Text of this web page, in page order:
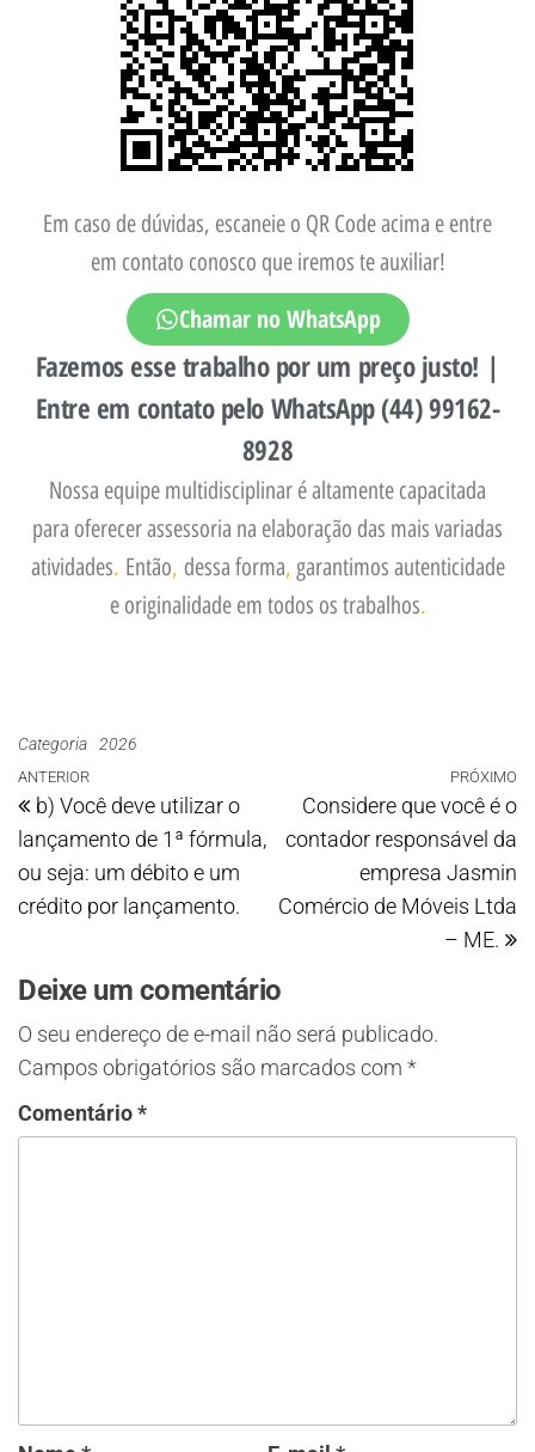
Em caso de dúvidas, escaneie o QR Code acima e entre
em contato conosco que iremos te auxiliar!
Chamar no WhatsApp
Fazemos esse trabalho por um preço justo! |
Entre em contato pelo WhatsApp (44) 99162-
8928
Nossa equipe multidisciplinar é altamente capacitada
para oferecer assessoria na elaboração das mais variadas
atividades. Então, dessa forma, garantimos autenticidade
e originalidade em todos os trabalhos.
Categoria 2026
ANTERIOR
b) Você deve utilizar o
lançamento de 1ª fórmula,
ou seja: um débito e um
crédito por lançamento.
PRÓXIMO
Considere que você é o
contador responsável da
empresa Jasmin
Comércio de Móveis Ltda
– ME.
Deixe um comentário
O seu endereço de e-mail não será publicado.
Campos obrigatórios são marcados com *
Comentário*